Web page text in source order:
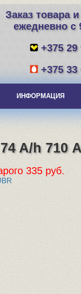
Заказ товара
ежедневно с
+375 29
+375 33
ИНФОРМАЦИЯ
A/h 710
335 руб.